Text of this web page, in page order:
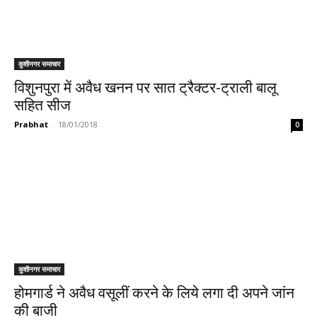
कुशीनगर समाचार
विशुनपुरा में अवैध खनन पर सात ट्रैक्टर-ट्राली बालू
सहित सीज
Prabhat - 18/01/2018 0
कुशीनगर समाचार
होमगार्ड ने अवैध वसूलीं करने के लिये लगा दी अपने जांन
की बाजी